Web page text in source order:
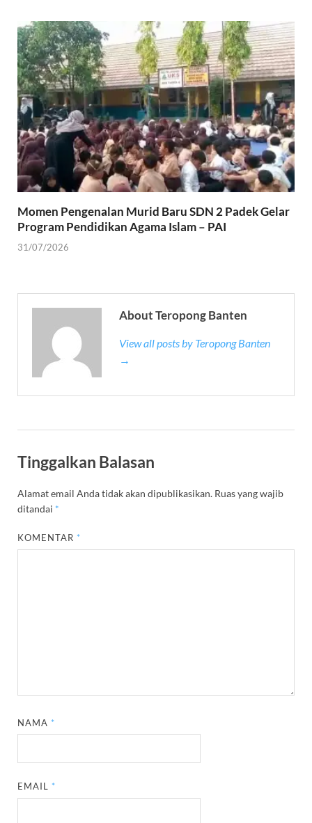
Momen Pengenalan Murid Baru SDN 2 Padek Gelar
Program Pendidikan Agama Islam – PAI
31/07/2026
About Teropong Banten
View all posts by Teropong Banten
→
Tinggalkan Balasan
Alamat email Anda tidak akan dipublikasikan. Ruas yang wajib
ditandai *
KOMENTAR *
NAMA *
EMAIL *